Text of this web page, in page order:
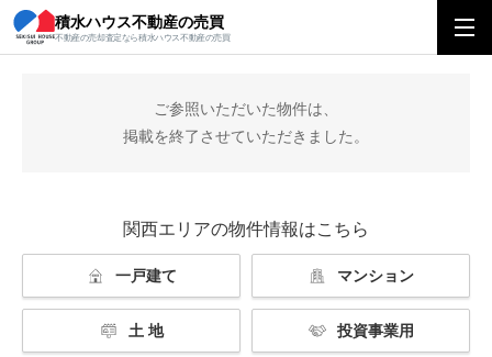
積水ハウス不動産の売買
不動産の売却査定なら積水ハウス不動産の売買
積水ハウス不動産の売買 関西エリアトップ
ご参照いただいた物件は、
掲載を終了させていただきました。
関西エリアの物件情報はこちら
一戸建て マンション
土 地 投資事業用